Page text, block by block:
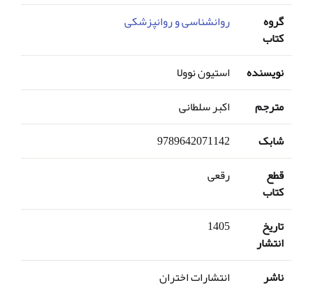
گروه
کتاب
روانشناسی و روانپزشکی
نویسنده
استیون نوولا
مترجم
اکبر سلطانی
شابک
9789642071142
قطع
کتاب
رقعی
تاریخ
انتشار
1405
ناشر
انتشارات اختران